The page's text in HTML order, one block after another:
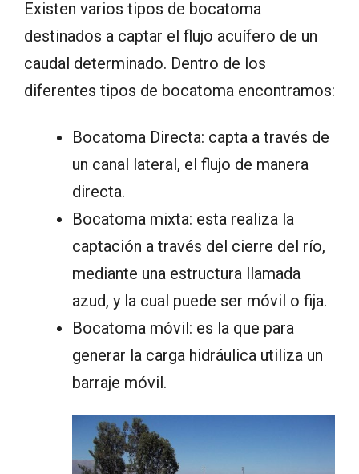
Existen varios tipos de bocatoma
destinados a captar el flujo acuífero de un
caudal determinado. Dentro de los
diferentes tipos de bocatoma encontramos:
Bocatoma Directa: capta a través de
un canal lateral, el flujo de manera
directa.
Bocatoma mixta: esta realiza la
captación a través del cierre del río,
mediante una estructura llamada
azud, y la cual puede ser móvil o fija.
Bocatoma móvil: es la que para
generar la carga hidráulica utiliza un
barraje móvil.